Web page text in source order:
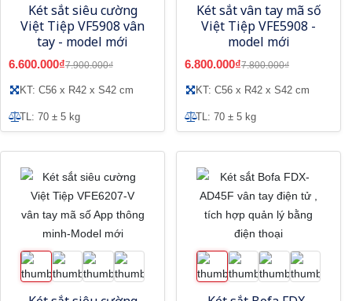
Két sắt siêu cường
Việt Tiệp VF5908 vân
tay - model mới
6.600.000₫7.900.000₫
KT: C56 x R42 x S42 cm
TL: 70 ± 5 kg
Két sắt vân tay mã số
Việt Tiệp VFE5908 -
model mới
6.800.000₫7.800.000₫
KT: C56 x R42 x S42 cm
TL: 70 ± 5 kg